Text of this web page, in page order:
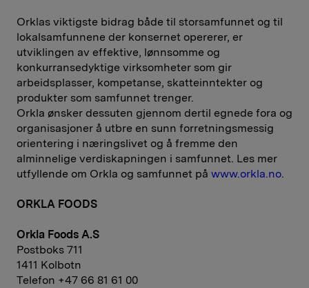
Orklas viktigste bidrag både til storsamfunnet og til
lokalsamfunnene der konsernet opererer, er
utviklingen av effektive, lønnsomme og
konkurransedyktige virksomheter som gir
arbeidsplasser, kompetanse, skatteinntekter og
produkter som samfunnet trenger.
Orkla ønsker dessuten gjennom dertil egnede fora og
organisasjoner å utbre en sunn forretningsmessig
orientering i næringslivet og å fremme den
alminnelige verdiskapningen i samfunnet. Les mer
utfyllende om Orkla og samfunnet på www.orkla.no.
ORKLA FOODS
Orkla Foods A.S
Postboks 711
1411 Kolbotn
Telefon +47 66 81 61 00